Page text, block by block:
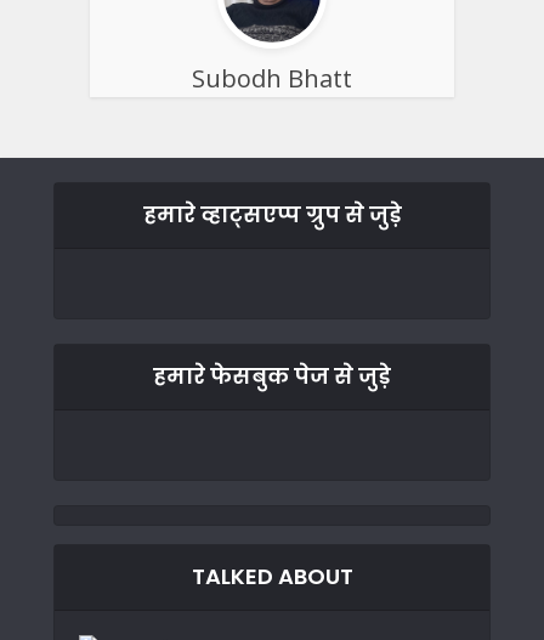
Subodh Bhatt
हमारे व्हाट्सएप्प ग्रुप से जुड़े
हमारे फेसबुक पेज से जुड़े
TALKED ABOUT